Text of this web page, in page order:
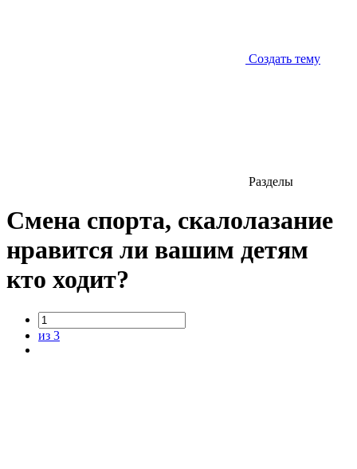
Создать тему
Разделы
Смена спорта, скалолазание
нравится ли вашим детям
кто ходит?
из 3